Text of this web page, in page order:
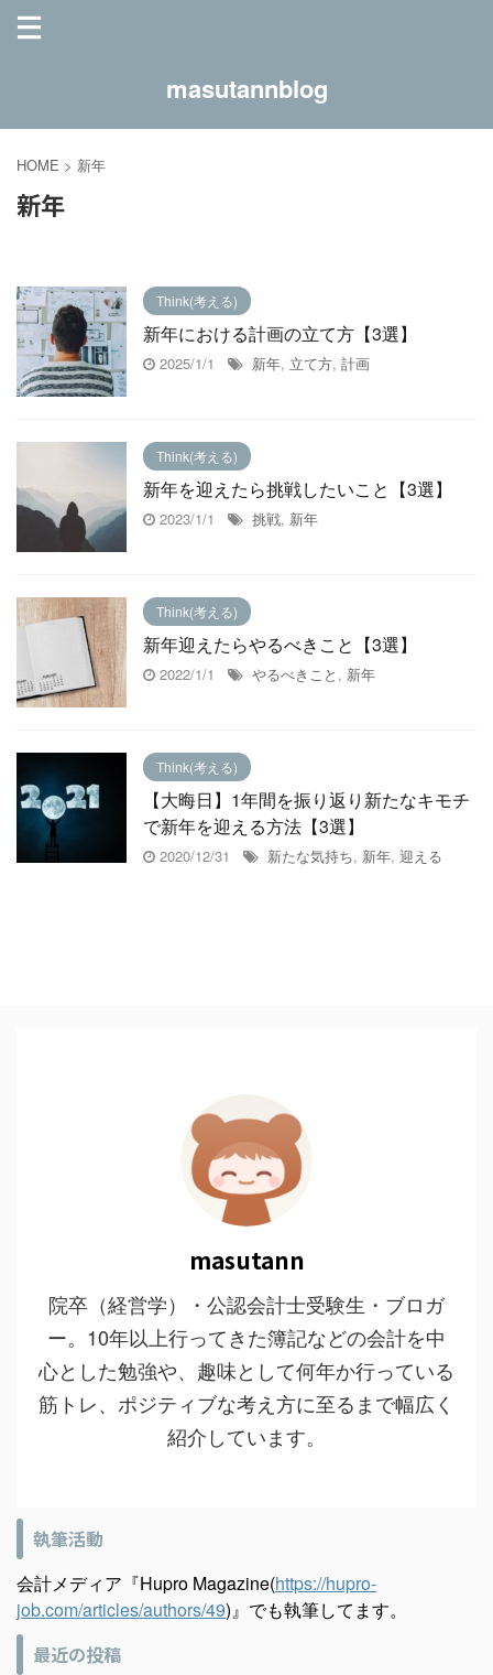
masutannblog
HOME > 新年
新年
Think(考える)
新年における計画の立て方【3選】
2025/1/1 新年, 立て方, 計画
Think(考える)
新年を迎えたら挑戦したいこと【3選】
2023/1/1 挑戦, 新年
Think(考える)
新年迎えたらやるべきこと【3選】
2022/1/1 やるべきこと , 新年
Think(考える)
【大晦日】1年間を振り返り新たなキモチ
で新年を迎える方法【3選】
2020/12/31 新たな気持ち, 新年, 迎える
masutann
院卒（経営学）・公認会計士受験生・ブロガ
ー。10年以上行ってきた簿記などの会計を中
心とした勉強や、趣味として何年か行っている
筋トレ、ポジティブな考え方に至るまで幅広く
紹介しています。
執筆活動
会計メディア『Hupro Magazine(https://hupro-
job.com/articles/authors/49)』でも執筆してます。
最近の投稿